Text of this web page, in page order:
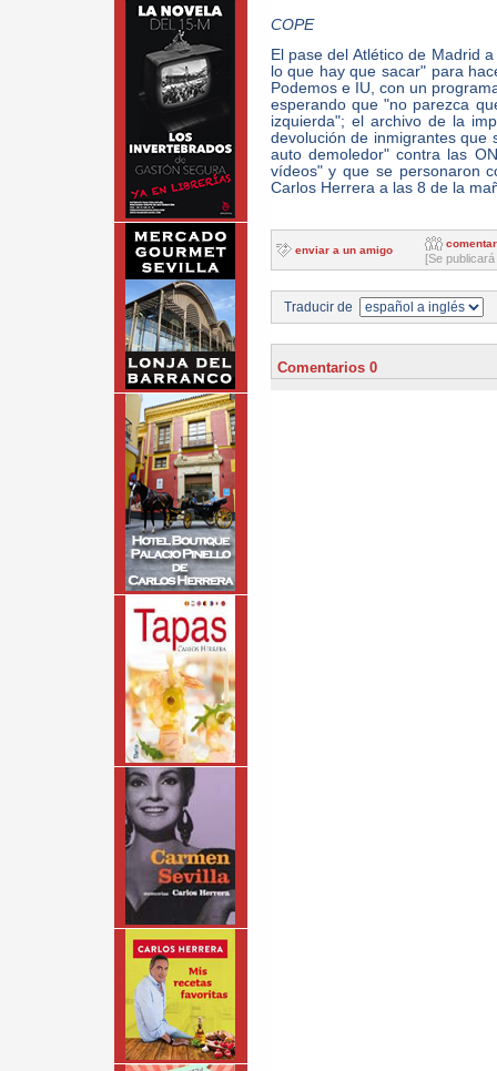
COPE
El pase del Atlético de Madrid
lo que hay que sacar" para
Podemos e IU, con un
esperando que "no parezca
izquierda"; el archivo de la
devolución de inmigrantes que
auto demoledor" contra las
vídeos" y que se personaron
Carlos Herrera a las 8 de la
enviar a un amigo
comentar
[Se
Traducir de
Comentarios 0